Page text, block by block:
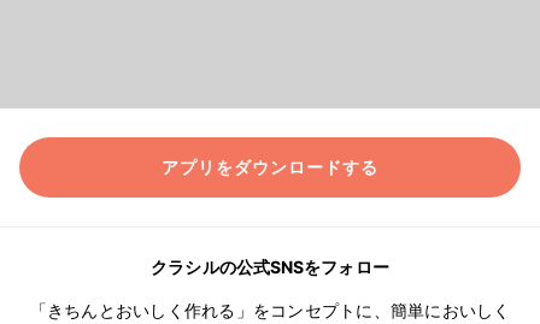
アプリをダウンロードする
クラシルの公式SNSをフォロー
「きちんとおいしく作れる」をコンセプトに、簡単においしく